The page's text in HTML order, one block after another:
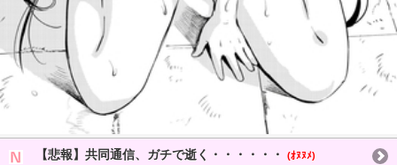
【悲報】共同通信、ガチで逝く・・・・・・ (ｵﾇﾇﾒ)